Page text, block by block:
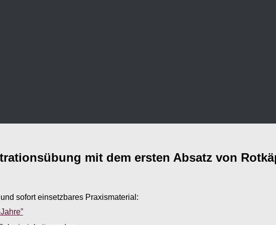
mit dem ersten Absatz von
sofort einsetzbares Praxismaterial: